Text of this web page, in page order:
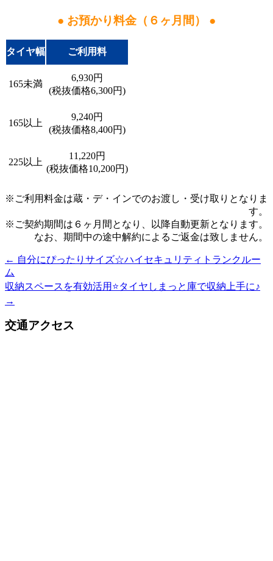
● お預かり料金（６ヶ月間） ●
タイヤ幅 ご利用料
165未満
6,930円
(税抜価格6,300円)
165以上
9,240円
(税抜価格8,400円)
225以上
11,220円
(税抜価格10,200円)
※ご利用料金は蔵・デ・インでのお渡し・受け取りとなりま
す。
※ご契約期間は６ヶ月間となり、以降自動更新となります。
なお、期間中の途中解約によるご返金は致しません。
← 自分にぴったりサイズ☆ハイセキュリティトランクルー
ム
収納スペースを有効活用⭐️タイヤしまっと庫で収納上手に♪
→
交通アクセス